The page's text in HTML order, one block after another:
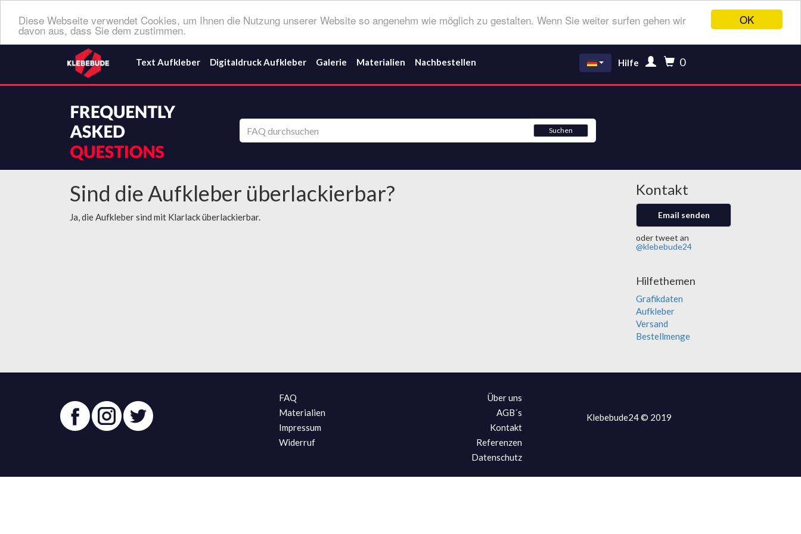
OK
Diese Webseite verwendet Cookies, um Ihnen die Nutzung unserer Website so angenehm wie möglich zu gestalten. Wenn Sie weiter surfen gehen wir
davon aus, dass Sie dem zustimmen.
Text Aufkleber Digitaldruck Aufkleber Galerie Materialien Nachbestellen Hilfe 0
Suchen
Sind die Aufkleber überlackierbar?
Ja, die Aufkleber sind mit Klarlack überlackierbar.
Kontakt
Email senden
oder tweet an
@klebebude24
Hilfethemen
Grafikdaten
Aufkleber
Versand
Bestellmenge
FAQ
Materialien
Impressum
Widerruf
Über uns
AGB´s
Kontakt
Referenzen
Datenschutz
Klebebude24 © 2019